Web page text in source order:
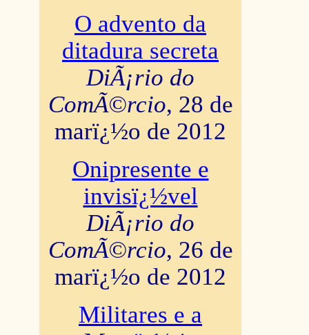
O advento da
ditadura secreta
DiÃ¡rio do
ComÃ©rcio, 28 de
marï¿½o de 2012
Onipresente e
invisï¿½vel
DiÃ¡rio do
ComÃ©rcio, 26 de
marï¿½o de 2012
Militares e a